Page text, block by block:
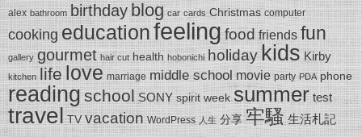
alex bathroom birthdayblog car cards Christmas computer
cooking educationfeeling food friends fun
gallery gourmet hair cut health hobonichi holidaykids Kirby
kitchen life love marriage middle school movie party PDA phone
readingschool SONY spirit week summer test
travel TV vacation WordPress 人生 分享 牢騷 生活札記